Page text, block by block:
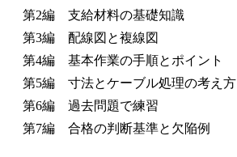
第2編 支給材料の基礎知識
第3編 配線図と複線図
第4編 基本作業の手順とポイント
第5編 寸法とケーブル処理の考え方
第6編 過去問題で練習
第7編 合格の判断基準と欠陥例